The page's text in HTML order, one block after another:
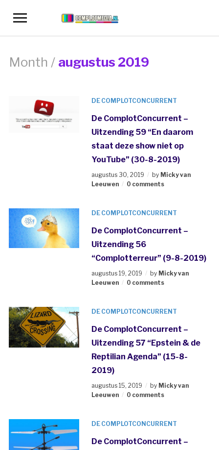
Toggle
navigation
Month / augustus 2019
DE COMPLOTCONCURRENT
De ComplotConcurrent –
Uitzending 59 “En daarom
staat deze show niet op
YouTube” (30-8-2019)
augustus 30, 2019 by Micky van
Leeuwen
0 comments
DE COMPLOTCONCURRENT
De ComplotConcurrent –
Uitzending 56
“Complotterreur” (9-8-2019)
augustus 19, 2019 by Micky van
Leeuwen
0 comments
DE COMPLOTCONCURRENT
De ComplotConcurrent –
Uitzending 57 “Epstein & de
Reptilian Agenda” (15-8-
2019)
augustus 15, 2019 by Micky van
Leeuwen
0 comments
DE COMPLOTCONCURRENT
De ComplotConcurrent –